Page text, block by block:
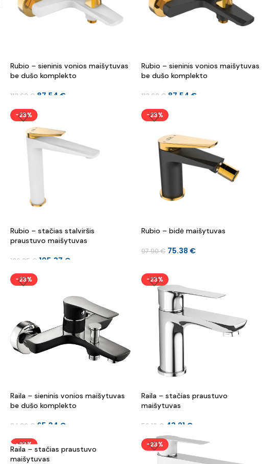
Rubio – sieninis vonios maišytuvas
be dušo komplekto
113.69 € 87.54 €
Rubio – sieninis vonios maišytuvas
be dušo komplekto
113.69 € 87.54 €
-23%
Rubio – stačias stalviršis
praustuvo maišytuvas
136.85 € 105.37 €
-23%
Rubio – bidė maišytuvas
97.90€ 75.38 €
-23%
Raila – sieninis vonios maišytuvas
be dušo komplekto
84.86 € 65.34 €
-23%
Raila – stačias praustuvo
maišytuvas
56.12 € 43.21 €
-23%
Raila – stačias praustuvo
maišytuvas
-23%